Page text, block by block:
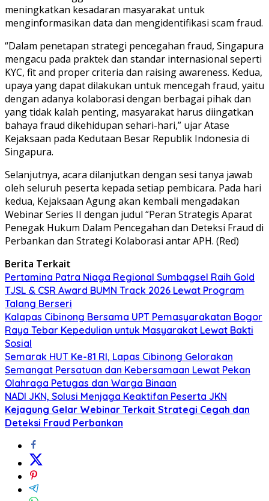
meningkatkan kesadaran masyarakat untuk
menginformasikan data dan mengidentifikasi scam fraud.
“Dalam penetapan strategi pencegahan fraud, Singapura
mengacu pada praktek dan standar internasional seperti
KYC, fit and proper criteria dan raising awareness. Kedua,
upaya yang dapat dilakukan untuk mencegah fraud, yaitu
dengan adanya kolaborasi dengan berbagai pihak dan
yang tidak kalah penting, masyarakat harus diingatkan
bahaya fraud dikehidupan sehari-hari,” ujar Atase
Kejaksaan pada Kedutaan Besar Republik Indonesia di
Singapura.
Selanjutnya, acara dilanjutkan dengan sesi tanya jawab
oleh seluruh peserta kepada setiap pembicara. Pada hari
kedua, Kejaksaan Agung akan kembali mengadakan
Webinar Series II dengan judul “Peran Strategis Aparat
Penegak Hukum Dalam Pencegahan dan Deteksi Fraud di
Perbankan dan Strategi Kolaborasi antar APH. (Red)
Berita Terkait
Pertamina Patra Niaga Regional Sumbagsel Raih Gold
TJSL & CSR Award BUMN Track 2026 Lewat Program
Talang Berseri
Kalapas Cibinong Bersama UPT Pemasyarakatan Bogor
Raya Tebar Kepedulian untuk Masyarakat Lewat Bakti
Sosial
Semarak HUT Ke-81 RI, Lapas Cibinong Gelorakan
Semangat Persatuan dan Kebersamaan Lewat Pekan
Olahraga Petugas dan Warga Binaan
NADI JKN, Solusi Menjaga Keaktifan Peserta JKN
Kejagung Gelar Webinar Terkait Strategi Cegah dan
Deteksi Fraud Perbankan